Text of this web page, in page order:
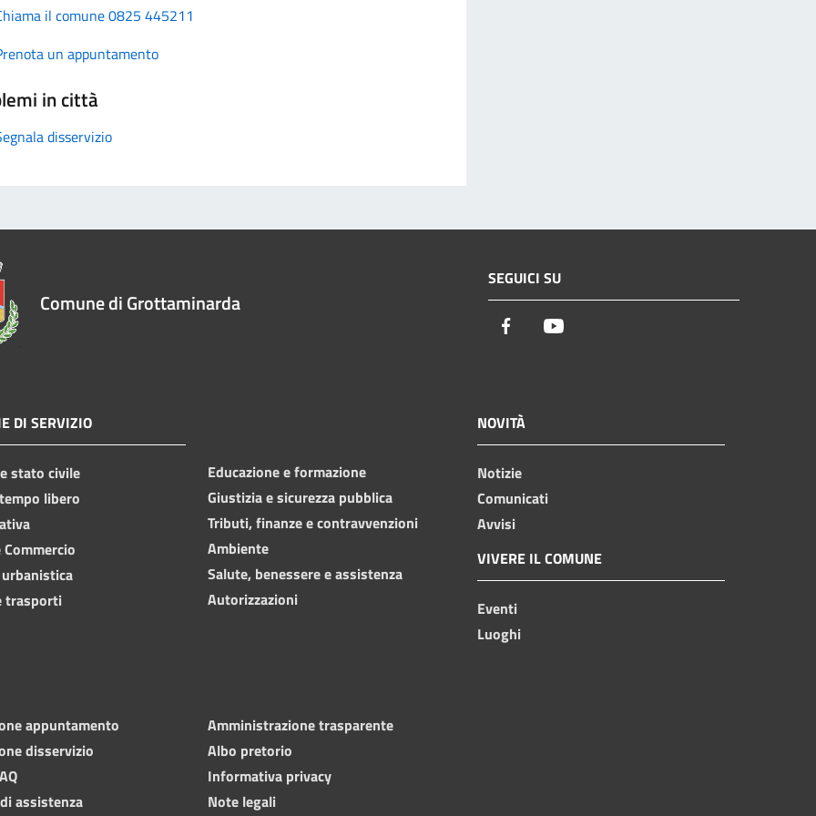
il comune 0825 445211
un appuntamento
in città
disservizio
Comune di Grottaminarda
SEGUICI SU
Facebook
DI SERVIZIO
stato civile
libero
trasporti
Educazione e formazione
Giustizia e sicurezza pubblica
Tributi, finanze e contravvenzioni
Ambiente
Salute, benessere e assistenza
Autorizzazioni
NOVITÀ
Notizie
Comunicati
Avvisi
VIVERE IL COMUNE
Eventi
Luoghi
appuntamento
disservizio
assistenza
Amministrazione trasparente
Albo pretorio
Informativa privacy
Note legali